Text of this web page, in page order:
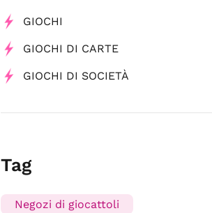
GIOCHI
GIOCHI DI CARTE
GIOCHI DI SOCIETÀ
Tag
Negozi di giocattoli